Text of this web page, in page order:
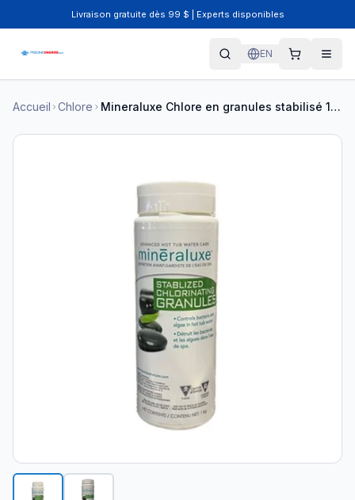
Livraison gratuite dès 99 $ | Experts disponibles
EN
Accueil Chlore Mineraluxe Chlore en granules stabilisé 1 kg DML00530